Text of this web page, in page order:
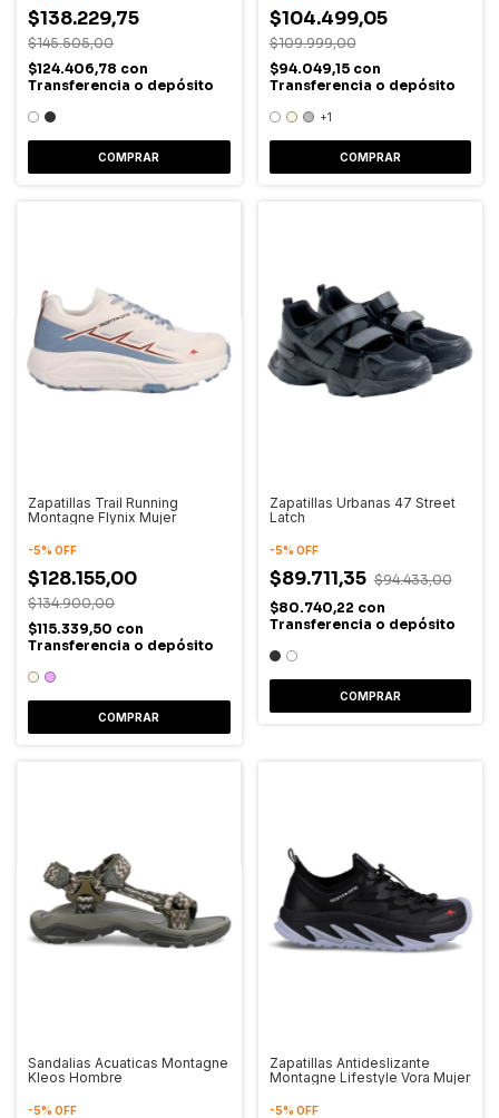
$138.229,75
$145.505,00
$124.406,78 con
Transferencia o depósito
COMPRAR
$104.499,05
$109.999,00
$94.049,15 con
Transferencia o depósito
+1
COMPRAR
Zapatillas Trail Running
Montagne Flynix Mujer
-5% OFF
$128.155,00
$134.900,00
$115.339,50 con
Transferencia o depósito
COMPRAR
Zapatillas Urbanas 47 Street
Latch
-5% OFF
$89.711,35 $94.433,00
$80.740,22 con
Transferencia o depósito
COMPRAR
Sandalias Acuaticas Montagne
Kleos Hombre
-5% OFF
Zapatillas Antideslizante
Montagne Lifestyle Vora Mujer
-5% OFF